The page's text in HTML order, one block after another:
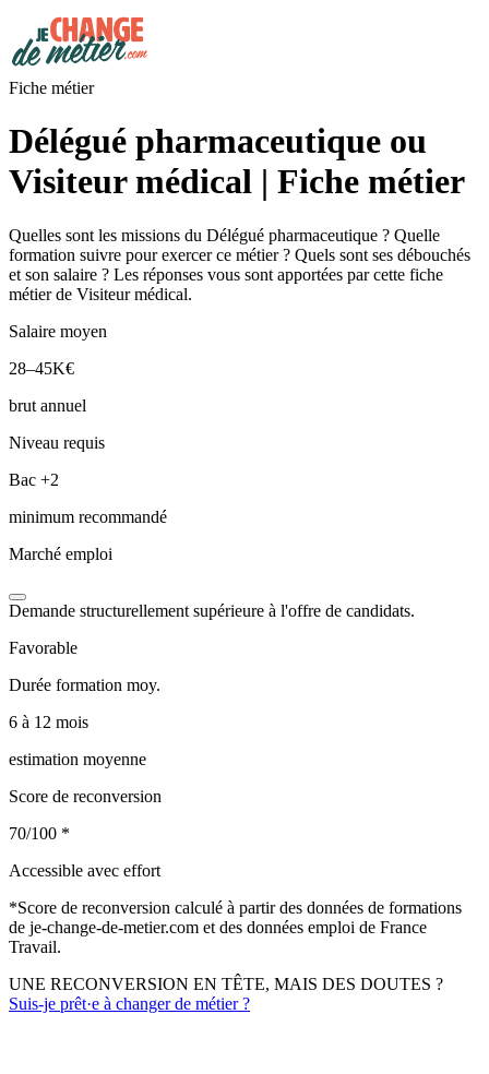
Fiche métier
Délégué pharmaceutique ou
Visiteur médical | Fiche métier
Quelles sont les missions du Délégué pharmaceutique ? Quelle
formation suivre pour exercer ce métier ? Quels sont ses débouchés
et son salaire ? Les réponses vous sont apportées par cette fiche
métier de Visiteur médical.
Salaire moyen
28–45K€
brut annuel
Niveau requis
Bac +2
minimum recommandé
Marché emploi
Demande structurellement supérieure à l'offre de candidats.
Favorable
Durée formation moy.
6 à 12 mois
estimation moyenne
Score de reconversion
70/100 *
Accessible avec effort
*Score de reconversion calculé à partir des données de formations
de je-change-de-metier.com et des données emploi de France
Travail.
UNE RECONVERSION EN TÊTE, MAIS DES DOUTES ?
Suis-je prêt·e à changer de métier ?